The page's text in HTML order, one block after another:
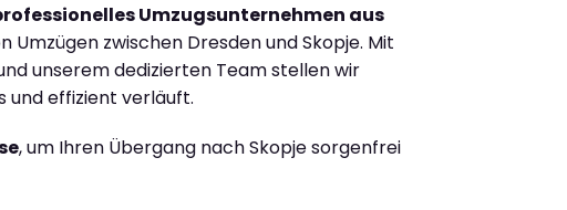
Umzugsunternehmen aus
Umzügen zwischen Dresden und Skopje. Mit
unserem dedizierten Team stellen wir
und effizient verläuft.
, um Ihren Übergang nach Skopje sorgenfrei